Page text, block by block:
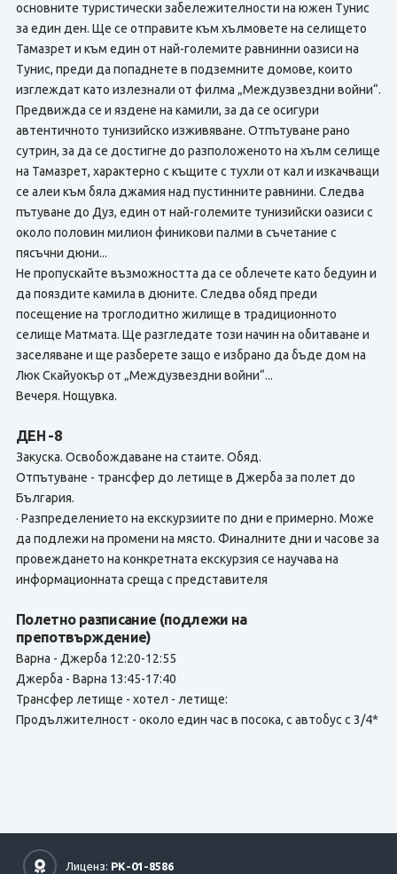
основните туристически забележителности на южен Тунис
за един ден. Ще се отправите към хълмовете на селището
Тамазрет и към един от най-големите равнинни оазиси на
Тунис, преди да попаднете в подземните домове, които
изглеждат като излезнали от филма „Междузвездни войни“.
Предвижда се и яздене на камили, за да се осигури
автентичното тунизийско изживяване. Отпътуване рано
сутрин, за да се достигне до разположеното на хълм селище
на Тамазрет, характерно с къщите с тухли от кал и изкачващи
се алеи към бяла джамия над пустинните равнини. Следва
пътуване до Дуз, един от най-големите тунизийски оазиси с
около половин милион финикови палми в съчетание с
пясъчни дюни...
Не пропускайте възможността да се облечете като бедуин и
да пояздите камила в дюните. Следва обяд преди
посещение на троглодитно жилище в традиционното
селище Матмата. Ще разгледате този начин на обитаване и
заселяване и ще разберете защо е избрано да бъде дом на
Люк Скайуокър от „Междузвездни войни“...
Вечеря. Нощувка.
ДЕН -8
Закуска. Освобождаване на стаите. Обяд.
Отпътуване - трансфер до летище в Джерба за полет до
България.
· Разпределението на екскурзиите по дни е примерно. Може
да подлежи на промени на място. Финалните дни и часове за
провеждането на конкретната екскурзия се научава на
информационната среща с представителя
Полетно разписание (подлежи на
препотвърждение)
Варна - Джерба 12:20-12:55
Джерба - Варна 13:45-17:40
Трансфер летище - хотел - летище:
Продължителност - около един час в посока, с автобус с 3/4*
Лиценз: РК-01-8586